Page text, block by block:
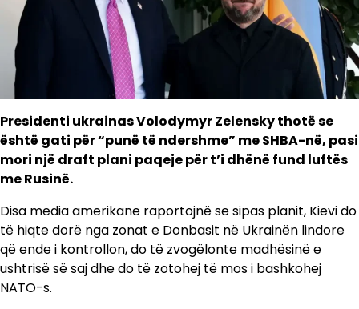
Presidenti ukrainas Volodymyr Zelensky thotë se
është gati për “punë të ndershme” me SHBA-në, pasi
mori një draft plani paqeje për t’i dhënë fund luftës
me Rusinë.
Disa media amerikane raportojnë se sipas planit, Kievi do
të hiqte dorë nga zonat e Donbasit në Ukrainën lindore
që ende i kontrollon, do të zvogëlonte madhësinë e
ushtrisë së saj dhe do të zotohej të mos i bashkohej
NATO-s.